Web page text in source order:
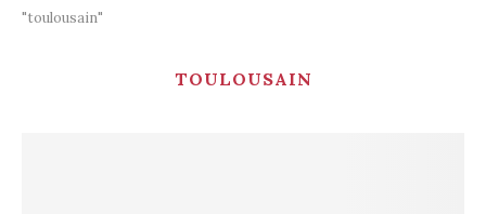
"toulousain"
TOULOUSAIN